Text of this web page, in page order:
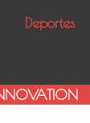
Deportes